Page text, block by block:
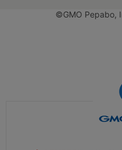
©GMO Pepabo,